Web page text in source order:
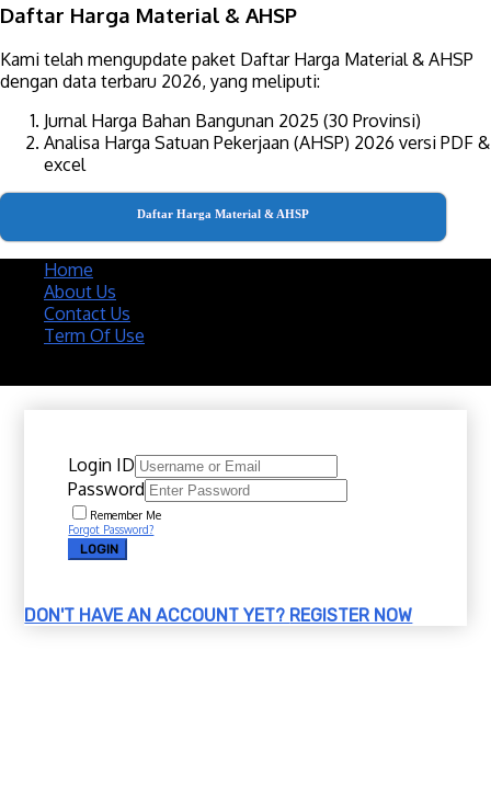
Daftar Harga Material & AHSP
Kami telah mengupdate paket Daftar Harga Material & AHSP
dengan data terbaru 2026, yang meliputi:
Jurnal Harga Bahan Bangunan 2025 (30 Provinsi)
Analisa Harga Satuan Pekerjaan (AHSP) 2026 versi PDF &
excel
Daftar Harga Material & AHSP
Home
About Us
Contact Us
Term Of Use
Login ID
Password
Remember Me
Forgot Password?
LOGIN
DON'T HAVE AN ACCOUNT YET? REGISTER NOW